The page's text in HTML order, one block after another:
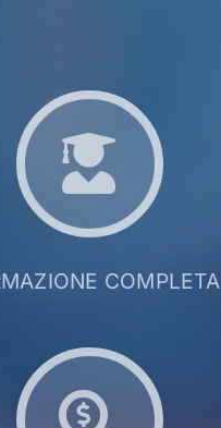
COMPLETA